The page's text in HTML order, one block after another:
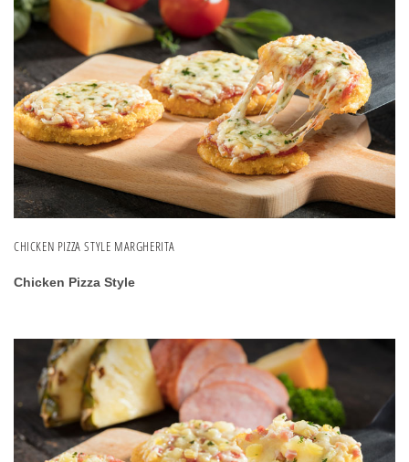
CHICKEN PIZZA STYLE MARGHERITA
Chicken Pizza Style